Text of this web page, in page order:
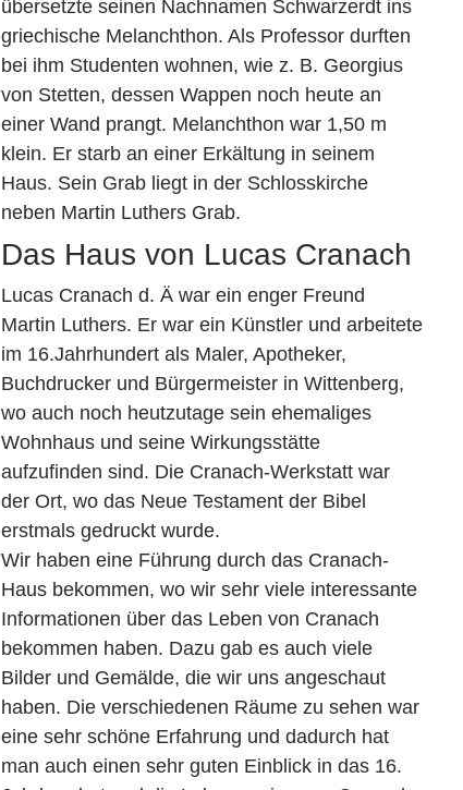
übersetzte seinen Nachnamen Schwarzerdt ins
griechische Melanchthon. Als Professor durften
bei ihm Studenten wohnen, wie z. B. Georgius
von Stetten, dessen Wappen noch heute an
einer Wand prangt. Melanchthon war 1,50 m
klein. Er starb an einer Erkältung in seinem
Haus. Sein Grab liegt in der Schlosskirche
neben Martin Luthers Grab.
Das Haus von Lucas Cranach
Lucas Cranach d. Ä war ein enger Freund
Martin Luthers. Er war ein Künstler und arbeitete
im 16.Jahrhundert als Maler, Apotheker,
Buchdrucker und Bürgermeister in Wittenberg,
wo auch noch heutzutage sein ehemaliges
Wohnhaus und seine Wirkungsstätte
aufzufinden sind. Die Cranach-Werkstatt war
der Ort, wo das Neue Testament der Bibel
erstmals gedruckt wurde.
Wir haben eine Führung durch das Cranach-
Haus bekommen, wo wir sehr viele interessante
Informationen über das Leben von Cranach
bekommen haben. Dazu gab es auch viele
Bilder und Gemälde, die wir uns angeschaut
haben. Die verschiedenen Räume zu sehen war
eine sehr schöne Erfahrung und dadurch hat
man auch einen sehr guten Einblick in das 16.